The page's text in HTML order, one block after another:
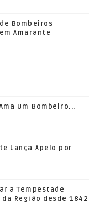
Bombeiros
Amarante
Um Bombeiro...
Lança Apelo por
a Tempestade
Região desde 1842